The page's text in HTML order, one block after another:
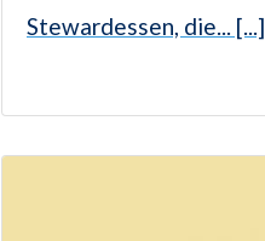
Stewardessen, die... [...]